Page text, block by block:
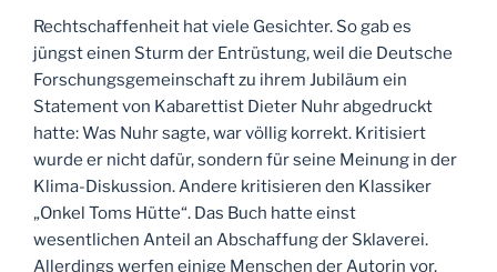
Rechtschaffenheit hat viele Gesichter. So gab es
jüngst einen Sturm der Entrüstung, weil die Deutsche
Forschungsgemeinschaft zu ihrem Jubiläum ein
Statement von Kabarettist Dieter Nuhr abgedruckt
hatte: Was Nuhr sagte, war völlig korrekt. Kritisiert
wurde er nicht dafür, sondern für seine Meinung in der
Klima-Diskussion. Andere kritisieren den Klassiker
„Onkel Toms Hütte“. Das Buch hatte einst
wesentlichen Anteil an Abschaffung der Sklaverei.
Allerdings werfen einige Menschen der Autorin vor,